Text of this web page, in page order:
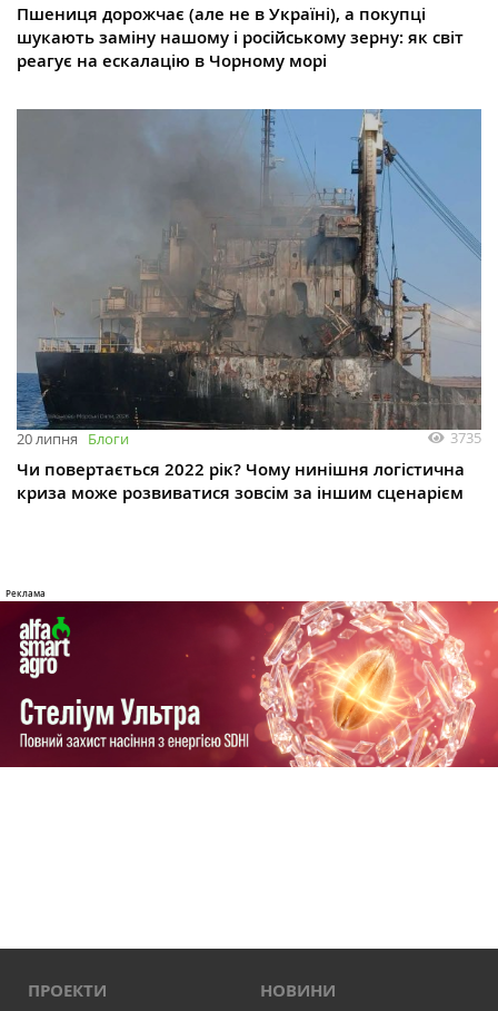
Пшениця дорожчає (але не в Україні), а покупці
шукають заміну нашому і російському зерну: як світ
реагує на ескалацію в Чорному морі
20 липня Блоги 3735
Чи повертається 2022 рік? Чому нинішня логістична
криза може розвиватися зовсім за іншим сценарієм
ПРОЕКТИ НОВИНИ